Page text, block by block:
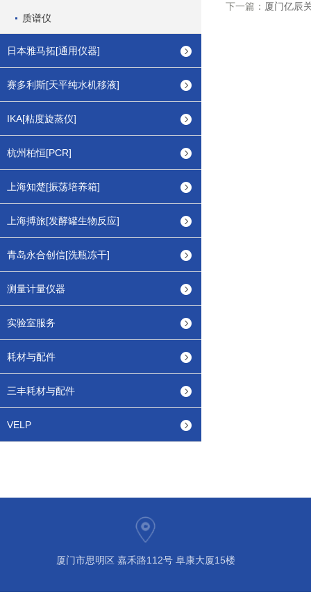
质谱仪
日本雅马拓[通用仪器]
赛多利斯[天平纯水机移液]
IKA[粘度旋蒸仪]
杭州柏恒[PCR]
上海知楚[振荡培养箱]
上海搏旅[发酵罐生物反应]
青岛永合创信[洗瓶冻干]
测量计量仪器
实验室服务
耗材与配件
三丰耗材与配件
VELP
下一篇： 厦门亿辰
厦门市思明区 嘉禾路112号 阜康大厦15楼